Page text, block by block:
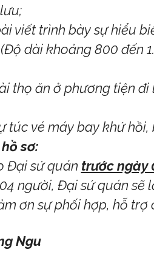
viết trình bày sự hiểu
dài khoảng 800 đến
thọ ăn ở phương tiện
túc vé máy bay khứ
sơ:
Đại sứ quán trước
người, Đại sứ quán sẽ
ơn sự phối hợp, hỗ
Ngu